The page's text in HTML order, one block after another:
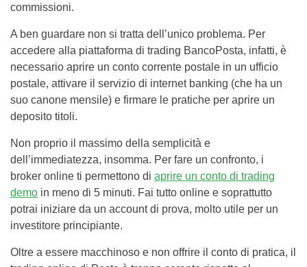
commissioni.
A ben guardare non si tratta dell’unico problema. Per
accedere alla piattaforma di trading BancoPosta, infatti, è
necessario aprire un conto corrente postale in un ufficio
postale, attivare il servizio di internet banking (che ha un
suo canone mensile) e firmare le pratiche per aprire un
deposito titoli.
Non proprio il massimo della semplicità e
dell’immediatezza, insomma. Per fare un confronto, i
broker online ti permettono di aprire un conto di trading
demo in meno di 5 minuti. Fai tutto online e soprattutto
potrai iniziare da un account di prova, molto utile per un
investitore principiante.
Oltre a essere macchinoso e non offrire il conto di pratica, il